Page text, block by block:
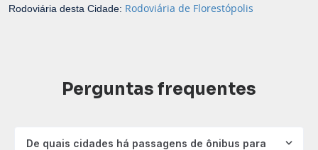
Rodoviária desta Cidade: Rodoviária de Florestópolis
Perguntas frequentes
De quais cidades há passagens de ônibus para